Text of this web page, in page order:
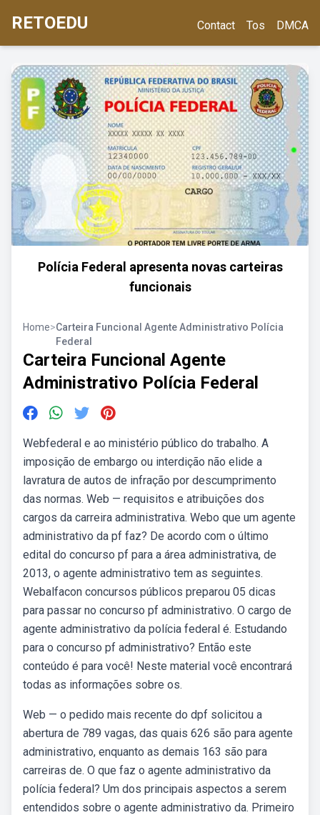
RETOEDU Contact Tos DMCA
Polícia Federal apresenta novas carteiras
funcionais
Home>Carteira Funcional Agente Administrativo Polícia
Federal
Carteira Funcional Agente
Administrativo Polícia Federal
Webfederal e ao ministério público do trabalho. A
imposição de embargo ou interdição não elide a
lavratura de autos de infração por descumprimento
das normas. Web — requisitos e atribuições dos
cargos da carreira administrativa. Webo que um agente
administrativo da pf faz? De acordo com o último
edital do concurso pf para a área administrativa, de
2013, o agente administrativo tem as seguintes.
Webalfacon concursos públicos preparou 05 dicas
para passar no concurso pf administrativo. O cargo de
agente administrativo da polícia federal é. Estudando
para o concurso pf administrativo? Então este
conteúdo é para você! Neste material você encontrará
todas as informações sobre os.
Web — o pedido mais recente do dpf solicitou a
abertura de 789 vagas, das quais 626 são para agente
administrativo, enquanto as demais 163 são para
carreiras de. O que faz o agente administrativo da
polícia federal? Um dos principais aspectos a serem
entendidos sobre o agente administrativo da. Primeiro